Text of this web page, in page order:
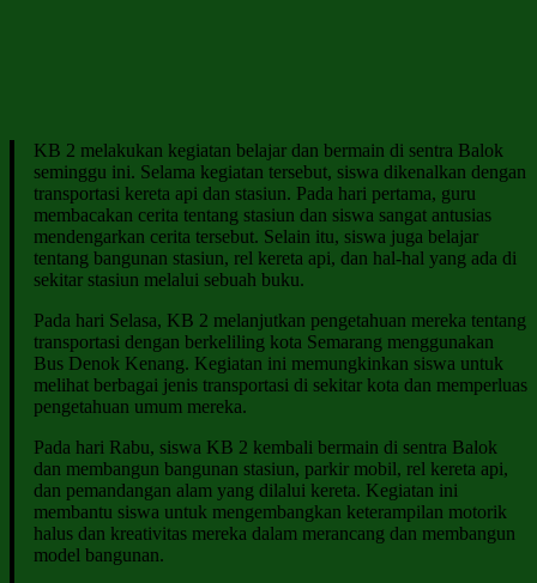
KB 2 melakukan kegiatan belajar dan bermain di sentra Balok
seminggu ini. Selama kegiatan tersebut, siswa dikenalkan dengan
transportasi kereta api dan stasiun. Pada hari pertama, guru
membacakan cerita tentang stasiun dan siswa sangat antusias
mendengarkan cerita tersebut. Selain itu, siswa juga belajar
tentang bangunan stasiun, rel kereta api, dan hal-hal yang ada di
sekitar stasiun melalui sebuah buku.
Pada hari Selasa, KB 2 melanjutkan pengetahuan mereka tentang
transportasi dengan berkeliling kota Semarang menggunakan
Bus Denok Kenang. Kegiatan ini memungkinkan siswa untuk
melihat berbagai jenis transportasi di sekitar kota dan memperluas
pengetahuan umum mereka.
Pada hari Rabu, siswa KB 2 kembali bermain di sentra Balok
dan membangun bangunan stasiun, parkir mobil, rel kereta api,
dan pemandangan alam yang dilalui kereta. Kegiatan ini
membantu siswa untuk mengembangkan keterampilan motorik
halus dan kreativitas mereka dalam merancang dan membangun
model bangunan.